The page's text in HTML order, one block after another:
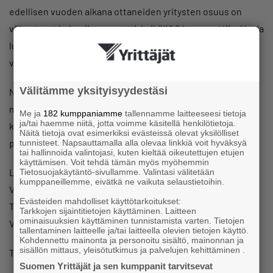
edellisen vuoden aikana ottaneiden yritysten osuus on
vähentynyt kolmella prosenttiyksiköllä 24 prosenttiin. Uusia
luottoja aikoo hankkia 17 prosenttia yrityksistä. Vähennystä
viime vuoden keväästä on kaksi prosenttiyksikköä.
Neljä viidestä yrityksestä ennakoi asiakkaiden
maksuhäiriöiden pysyvän nykytasolla seuraavan 12
kuukauden aikana. Maksuhäiriöiden odottaa lisääntyvän 11
prosenttia ja vähenevän kuusi prosenttia pk-yrityksistä.
Lisätietoja:
Viestintäpäällikkö Petri Nieminen, p. 050 547 7495
Tiedotuspäällikkö Raija-Liisa Konkola, p. (09) 229 22952
Viestintäpäällikkö Eila Alajoki, Finnvera, p. 0204 607235
Tästä linkistäPk-yritysbarometri 1 / 2003
Välitämme yksityisyydestäsi
Me ja 182 kumppaniamme tallennamme laitteeseesi tietoja
ja/tai haemme niitä, jotta voimme käsitellä henkilötietoja.
Näitä tietoja ovat esimerkiksi evästeissä olevat yksilölliset
tunnisteet. Napsauttamalla alla olevaa linkkiä voit hyväksyä
tai hallinnoida valintojasi, kuten kieltää oikeutettujen etujen
käyttämisen. Voit tehdä tämän myös myöhemmin
Tietosuojakäytäntö-sivullamme. Valintasi välitetään
kumppaneillemme, eivätkä ne vaikuta selaustietoihin.
Evästeiden mahdolliset käyttötarkoitukset:
Tarkkojen sijaintitietojen käyttäminen. Laitteen
ominaisuuksien käyttäminen tunnistamista varten. Tietojen
tallentaminen laitteelle ja/tai laitteella olevien tietojen käyttö.
Kohdennettu mainonta ja personoitu sisältö, mainonnan ja
sisällön mittaus, yleisötutkimus ja palvelujen kehittäminen .
Suomen Yrittäjät ja sen kumppanit tarvitsevat